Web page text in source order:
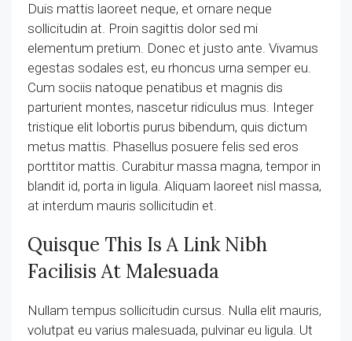
Duis mattis laoreet neque, et ornare neque
sollicitudin at. Proin sagittis dolor sed mi
elementum pretium. Donec et justo ante. Vivamus
egestas sodales est, eu rhoncus urna semper eu.
Cum sociis natoque penatibus et magnis dis
parturient montes, nascetur ridiculus mus. Integer
tristique elit lobortis purus bibendum, quis dictum
metus mattis. Phasellus posuere felis sed eros
porttitor mattis. Curabitur massa magna, tempor in
blandit id, porta in ligula. Aliquam laoreet nisl massa,
at interdum mauris sollicitudin et.
Quisque This Is A Link Nibh
Facilisis At Malesuada
Nullam tempus sollicitudin cursus. Nulla elit mauris,
volutpat eu varius malesuada, pulvinar eu ligula. Ut